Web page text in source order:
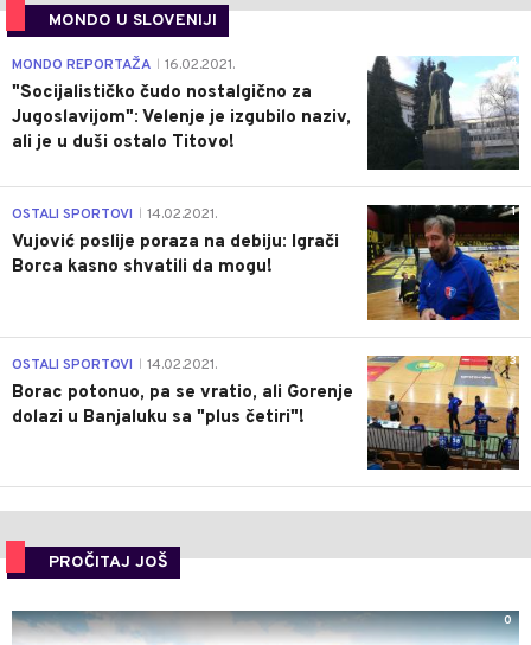
MONDO U SLOVENIJI
4
MONDO REPORTAŽA 16.02.2021.
"Socijalističko čudo nostalgično za
Jugoslavijom": Velenje je izgubilo naziv,
ali je u duši ostalo Titovo!
1
OSTALI SPORTOVI 14.02.2021.
Vujović poslije poraza na debiju: Igrači
Borca kasno shvatili da mogu!
3
OSTALI SPORTOVI 14.02.2021.
Borac potonuo, pa se vratio, ali Gorenje
dolazi u Banjaluku sa "plus četiri"!
PROČITAJ JOŠ
0